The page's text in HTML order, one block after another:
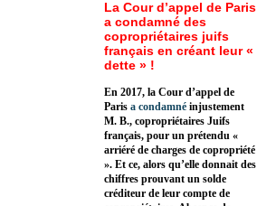
La Cour d’appel de Paris
a condamné des
copropriétaires juifs
français en créant leur «
dette » !
En 2017, la Cour d’appel de
Paris a condamné injustement
M. B., copropriétaires Juifs
français, pour un prétendu «
arriéré de charges de copropriété
». Et ce, alors qu’elle donnait des
chiffres prouvant un solde
créditeur de leur compte de